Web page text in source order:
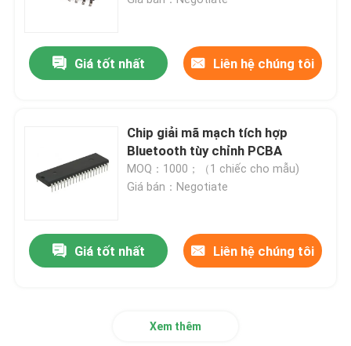
Chip IC âm thanh
Chip IC khuếch đại
Giá tốt nhất Liên hệ chúng tôi
Chip giải mã mạch tích hợp
Bluetooth tùy chỉnh PCBA
MOQ：1000；（1 chiếc cho mẫu)
Giá bán：Negotiate
Giá tốt nhất Liên hệ chúng tôi
Xem thêm